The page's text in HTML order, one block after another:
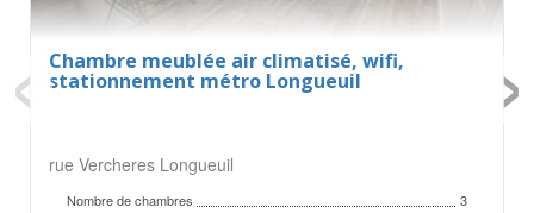
Chambre meublée air climatisé, wifi,
stationnement métro Longueuil
rue Vercheres Longueuil
Nombre de chambres
3
‹ ›